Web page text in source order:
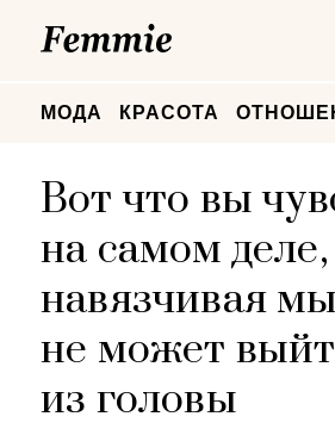
МОДА КРАСОТА
Вот что вы
на самом деле,
навязчивая
не может
из головы